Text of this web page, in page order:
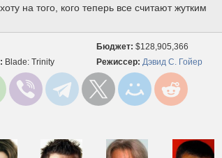
на того, кого теперь все считают жутким
Бюджет: $128,905,366
Blade: Trinity Режиссер: Дэвид С. Гойер